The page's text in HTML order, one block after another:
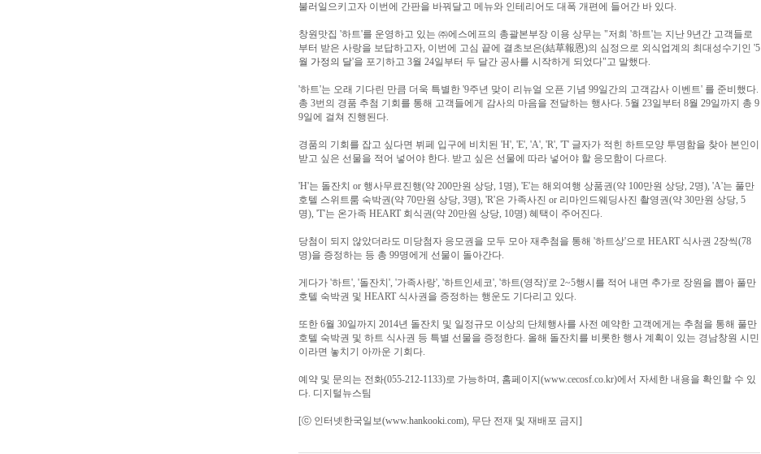
불러일으키고자 이번에 간판을 바꿔달고 메뉴와 인테리어도 대폭 개편에 들어간 바 있다.
창원맛집 '하트'를 운영하고 있는 ㈜에스에프의 총괄본부장 이용 상무는 "저희 '하트'는 지난 9년간 고객들로
부터 받은 사랑을 보답하고자, 이번에 고심 끝에 결초보은(結草報恩)의 심정으로 외식업계의 최대성수기인 '5
월 가정의 달'을 포기하고 3월 24일부터 두 달간 공사를 시작하게 되었다"고 말했다.
'하트'는 오래 기다린 만큼 더욱 특별한 '9주년 맞이 리뉴얼 오픈 기념 99일간의 고객감사 이벤트' 를 준비했다.
총 3번의 경품 추첨 기회를 통해 고객들에게 감사의 마음을 전달하는 행사다. 5월 23일부터 8월 29일까지 총 9
9일에 걸쳐 진행된다.
경품의 기회를 잡고 싶다면 뷔페 입구에 비치된 'H', 'E', 'A', 'R', 'T' 글자가 적힌 하트모양 투명함을 찾아 본인이
받고 싶은 선물을 적어 넣어야 한다. 받고 싶은 선물에 따라 넣어야 할 응모함이 다르다.
'H'는 돌잔치 or 행사무료진행(약 200만원 상당, 1명), 'E'는 해외여행 상품권(약 100만원 상당, 2명), 'A'는 풀만
호텔 스위트룸 숙박권(약 70만원 상당, 3명), 'R'은 가족사진 or 리마인드웨딩사진 촬영권(약 30만원 상당, 5
명), 'T'는 온가족 HEART 회식권(약 20만원 상당, 10명) 혜택이 주어진다.
당첨이 되지 않았더라도 미당첨자 응모권을 모두 모아 재추첨을 통해 '하트상'으로 HEART 식사권 2장씩(78
명)을 증정하는 등 총 99명에게 선물이 돌아간다.
게다가 '하트', '돌잔치', '가족사랑', '하트인세코', '하트(영작)'로 2~5행시를 적어 내면 추가로 장원을 뽑아 풀만
호텔 숙박권 및 HEART 식사권을 증정하는 행운도 기다리고 있다.
또한 6월 30일까지 2014년 돌잔치 및 일정규모 이상의 단체행사를 사전 예약한 고객에게는 추첨을 통해 풀만
호텔 숙박권 및 하트 식사권 등 특별 선물을 증정한다. 올해 돌잔치를 비롯한 행사 계획이 있는 경남창원 시민
이라면 놓치기 아까운 기회다.
예약 및 문의는 전화(055-212-1133)로 가능하며, 홈페이지(www.cecosf.co.kr)에서 자세한 내용을 확인할 수 있
다. 디지털뉴스팀
[ⓒ 인터넷한국일보(www.hankooki.com), 무단 전재 및 재배포 금지]